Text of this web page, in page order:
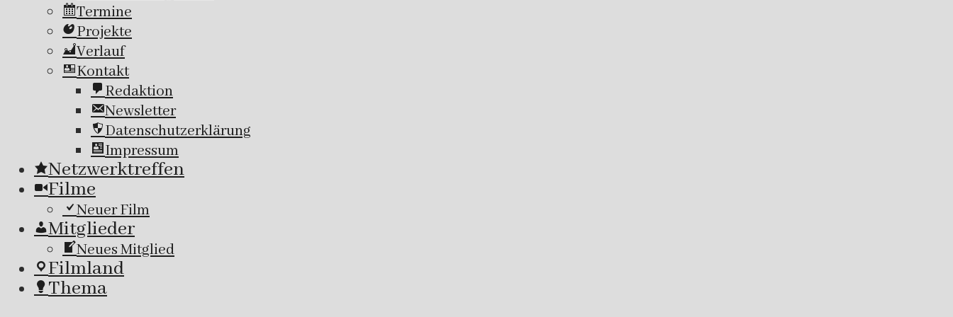
Termine
Projekte
Verlauf
Kontakt
Redaktion
Newsletter
Datenschutzerklärung
Impressum
Netzwerktreffen
Filme
Neuer Film
Mitglieder
Neues Mitglied
Filmland
Thema